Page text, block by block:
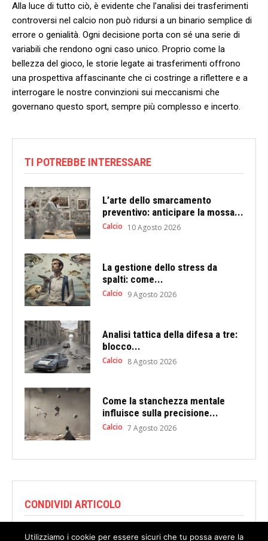
Alla luce ⁢di tutto ciò, è evidente che l’analisi dei trasferimenti
controversi nel calcio non può ridursi a un binario semplice di
errore o genialità.‍ Ogni decisione porta‍ con sé una serie di
variabili che⁤ rendono ogni caso ⁣unico. Proprio come la
bellezza del gioco, le storie legate ai trasferimenti offrono ​
una prospettiva ⁢affascinante ⁤che ci costringe a riflettere e a
interrogare le nostre convinzioni sui meccanismi che
governano questo sport, ⁤sempre più complesso ⁤e incerto.
TI POTREBBE INTERESSARE
L’arte dello smarcamento
preventivo: anticipare la mossa...
Calcio 10 Agosto 2026
La gestione dello stress da
spalti: come...
Calcio 9 Agosto 2026
Analisi tattica della difesa a tre:
blocco...
Calcio 8 Agosto 2026
Come la stanchezza mentale
influisce sulla precisione...
Calcio 7 Agosto 2026
CONDIVIDI ARTICOLO
Utilizziamo i cookie per essere sicuri che tu possa avere la